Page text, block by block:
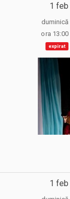
1 feb
duminică
ora 13:00
expirat
1 feb